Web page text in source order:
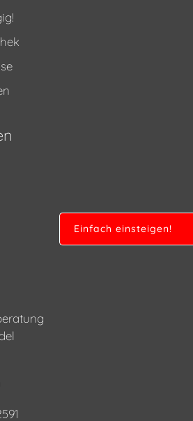
Einfach einsteigen!